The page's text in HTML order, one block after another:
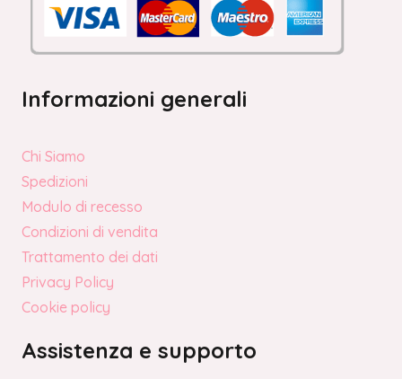
Informazioni generali
Chi Siamo
Spedizioni
Modulo di recesso
Condizioni di vendita
Trattamento dei dati
Privacy Policy
Cookie policy
Assistenza e supporto